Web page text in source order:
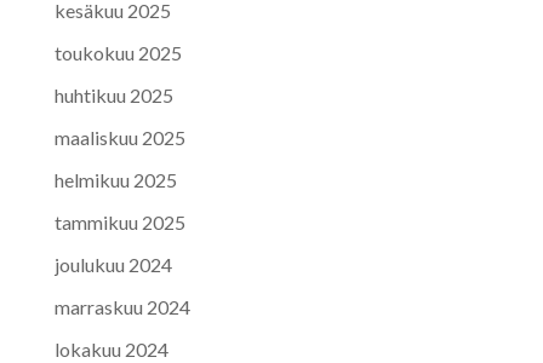
kesäkuu 2025
toukokuu 2025
huhtikuu 2025
maaliskuu 2025
helmikuu 2025
tammikuu 2025
joulukuu 2024
marraskuu 2024
lokakuu 2024